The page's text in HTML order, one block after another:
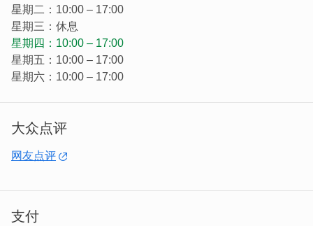
纯手工制作、新鲜美味、闻之香甜、嚐之酥软，主要特色用
料实在，饼皮上刷上蛋汁，烧饼即使放凉还很酥，全程制作
星期二：10:00 – 17:00
星期三：休息
星期四：10:00 – 17:00
星期五：10:00 – 17:00
星期六：10:00 – 17:00
大众点评
网友点评
支付